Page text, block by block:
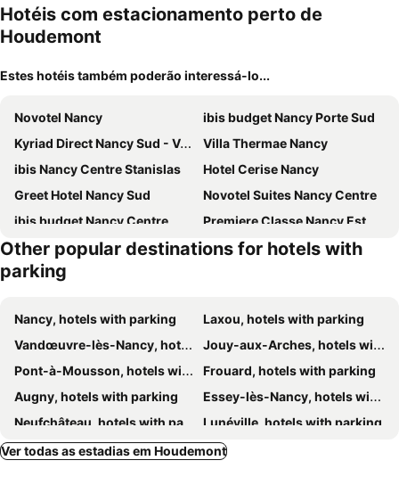
Hotéis com estacionamento perto de
Houdemont
Estes hotéis também poderão interessá-lo...
Novotel Nancy
ibis budget Nancy Porte Sud
Kyriad Direct Nancy Sud - Vandoeuvre
Villa Thermae Nancy
ibis Nancy Centre Stanislas
Hotel Cerise Nancy
Greet Hotel Nancy Sud
Novotel Suites Nancy Centre
ibis budget Nancy Centre
Premiere Classe Nancy Est - Essey
hotelF1 Nancy Sud
ibis Nancy Brabois
Kyriad Nancy Sud - Ludres
Other popular destinations for hotels with
parking
Nancy, hotels with parking
Laxou, hotels with parking
Vandœuvre-lès-Nancy, hotels with parking
Jouy-aux-Arches, hotels with parking
Pont-à-Mousson, hotels with parking
Frouard, hotels with parking
Augny, hotels with parking
Essey-lès-Nancy, hotels with parking
Neufchâteau, hotels with parking
Lunéville, hotels with parking
Heudicourt-sous-les-Côtes, hotels with parking
Maxéville, hotels with parking
Ver todas as estadias em Houdemont